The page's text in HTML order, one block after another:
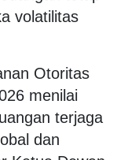
volatilitas
Otoritas
menilai
terjaga
dan